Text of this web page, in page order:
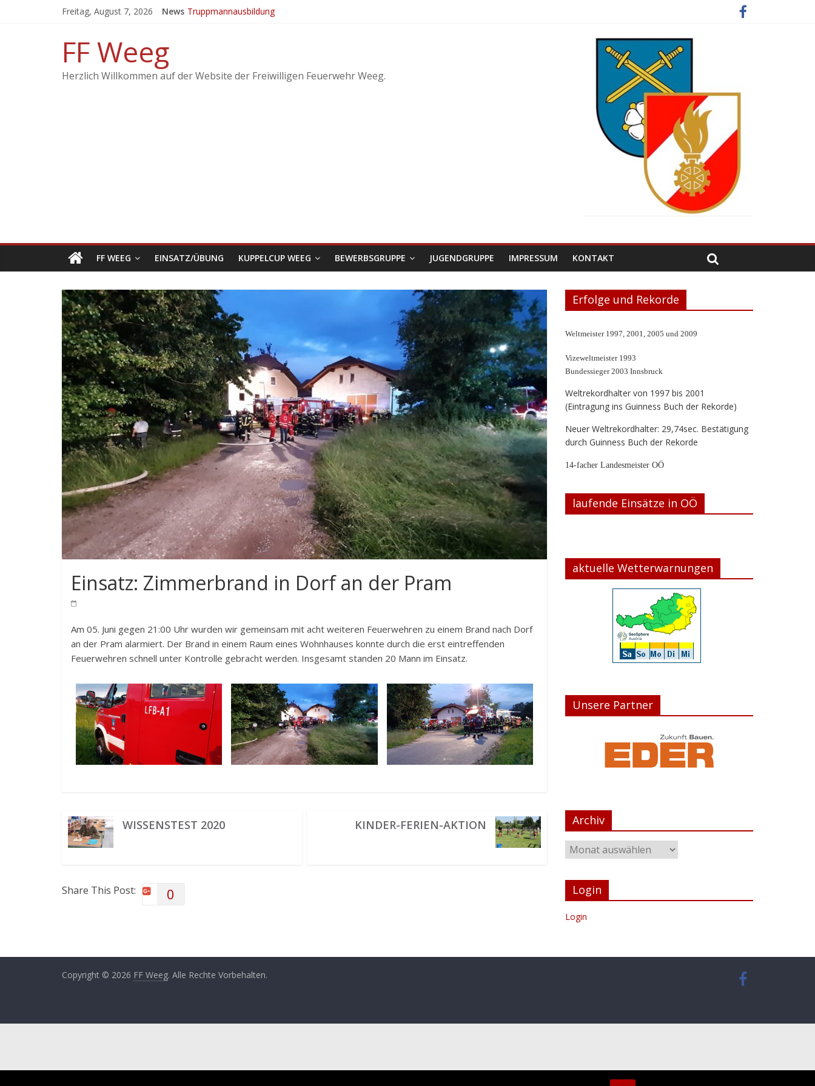
Freitag, August 7, 2026 News Truppmannausbildung
FF Weeg
Herzlich Willkommen auf der Website der Freiwilligen Feuerwehr Weeg.
FF WEEG EINSATZ/ÜBUNG KUPPELCUP WEEG BEWERBSGRUPPE JUGENDGRUPPE IMPRESSUM KONTAKT
Einsatz: Zimmerbrand in Dorf an der Pram
Am 05. Juni gegen 21:00 Uhr wurden wir gemeinsam mit acht weiteren Feuerwehren zu einem Brand nach Dorf
an der Pram alarmiert. Der Brand in einem Raum eines Wohnhauses konnte durch die erst eintreffenden
Feuerwehren schnell unter Kontrolle gebracht werden. Insgesamt standen 20 Mann im Einsatz.
WISSENSTEST 2020 KINDER-FERIEN-AKTION
Share This Post: 0
Erfolge und Rekorde
Weltmeister 1997, 2001, 2005 und 2009
Vizeweltmeister 1993
Bundessieger 2003 Innsbruck
Weltrekordhalter von 1997 bis 2001
(Eintragung ins Guinness Buch der Rekorde)
Neuer Weltrekordhalter: 29,74sec. Bestätigung
durch Guinness Buch der Rekorde
14-facher Landesmeister OÖ
laufende Einsätze in OÖ
aktuelle Wetterwarnungen
Unsere Partner
Archiv
Login
Login
Copyright © 2026 FF Weeg. Alle Rechte Vorbehalten.